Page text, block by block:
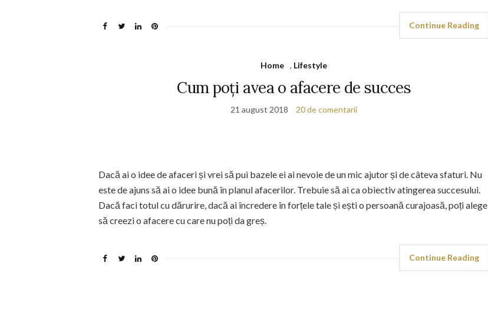
Continue Reading
Home , Lifestyle
Cum poți avea o afacere de succes
21 august 2018 20 de comentarii
Dacă ai o idee de afaceri și vrei să pui bazele ei ai nevoie de un mic ajutor și de câteva sfaturi. Nu
este de ajuns să ai o idee bună în planul afacerilor. Trebuie să ai ca obiectiv atingerea succesului.
Dacă faci totul cu dărurire, dacă ai încredere în forțele tale și ești o persoană curajoasă, poți alege
să creezi o afacere cu care nu poți da greș.
Continue Reading